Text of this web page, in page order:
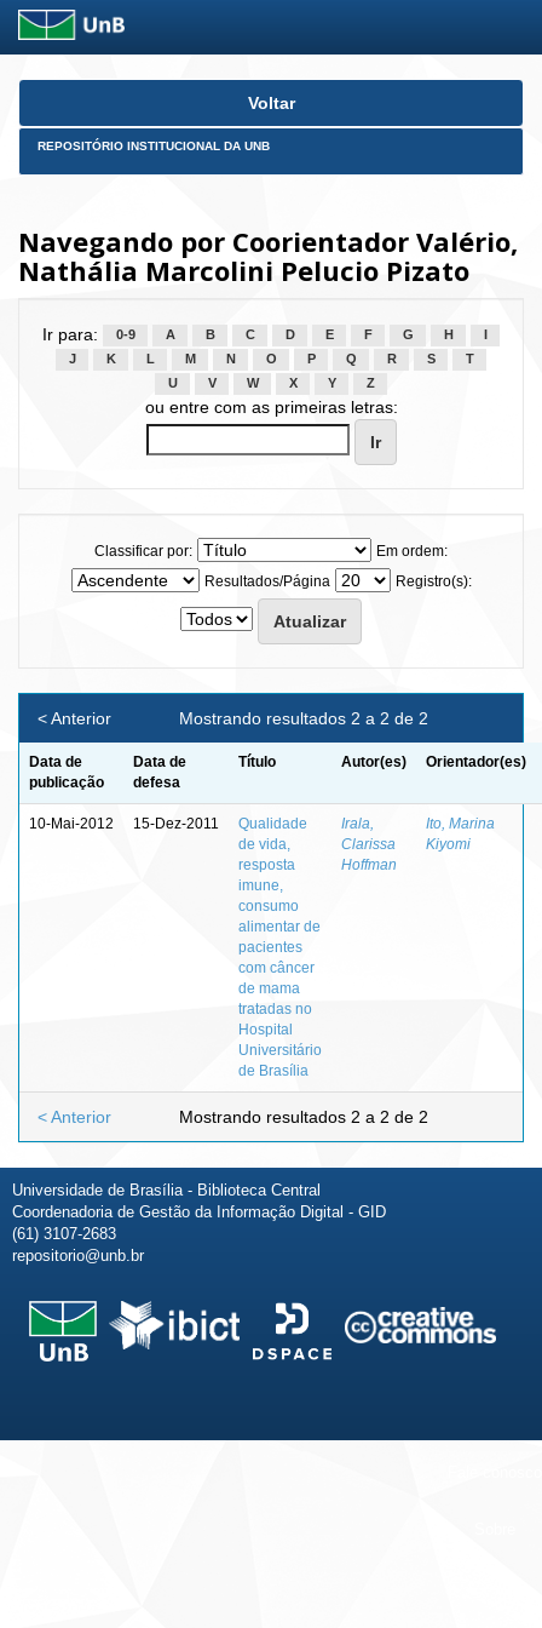
Skip
Voltar
REPOSITÓRIO INSTITUCIONAL DA UNB
Navegando por Coorientador Valério,
Nathália Marcolini Pelucio Pizato
Ir para: 0-9 A B C D E F G H
J
K L M N O P Q R S
T
U
V W X Y Z
ou entre com as primeiras letras:
Classificar por:
Em ordem:
Resultados/Página
Registro(s):
Mostrando resultados 2 a 2 de 2
< Anterior
Data de
publicação
Data de
defesa
Título Autor(es) Orientador(es)
10-Mai-2012 15-Dez-2011
Qualidade
de vida,
resposta
imune,
consumo
alimentar de
pacientes
com câncer
de mama
tratadas no
Hospital
Universitário
de Brasília
Irala,
Clarissa
Hoffman
Ito, Marina
Kiyomi
Mostrando resultados 2 a 2 de 2
< Anterior
Universidade de Brasília - Biblioteca Central
Coordenadoria de Gestão da Informação Digital - GID
(61) 3107-2683
repositorio@unb.br